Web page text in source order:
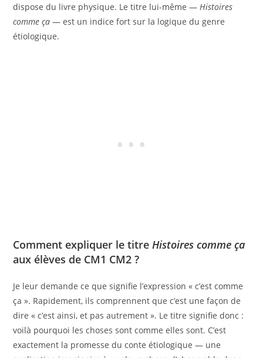
dispose du livre physique. Le titre lui-même — Histoires
comme ça — est un indice fort sur la logique du genre
étiologique.
Comment expliquer le titre Histoires comme ça
aux élèves de CM1 CM2 ?
Je leur demande ce que signifie l’expression « c’est comme
ça ». Rapidement, ils comprennent que c’est une façon de
dire « c’est ainsi, et pas autrement ». Le titre signifie donc :
voilà pourquoi les choses sont comme elles sont. C’est
exactement la promesse du conte étiologique — une